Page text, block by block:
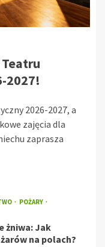
2027!
2026-2027, a
zajęcia dla
zaprasza
POŻARY
żniwa: Jak
na polach?